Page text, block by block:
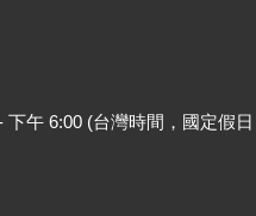
午 6:00 (台灣時間，國定假日